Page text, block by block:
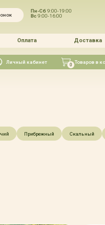
Пн-Сб9:00-19:00
Вс9:00-16:00
Оплата Доставка
Личный кабинет 0 Товаров в
Прибрежный Скальный